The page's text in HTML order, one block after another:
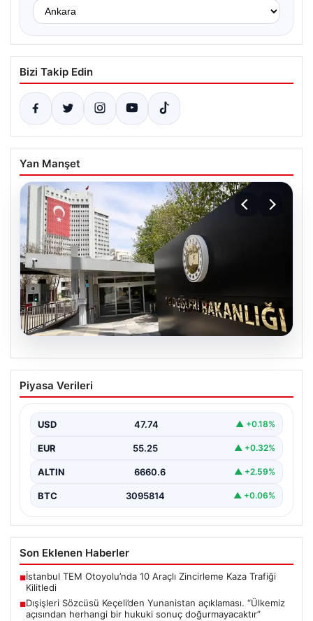
Bizi Takip Edin
Yan Manşet
Dışişleri Sözcüsü Keçeli’den
Yunanistan açıklaması. “Ülkemiz
doğurmayacaktır”
Piyasa Verileri
USD 47.74 ▲ +0.18%
EUR 55.25 ▲ +0.32%
ALTIN 6660.6 ▲ +2.59%
BTC 3095814 ▲ +0.06%
Son Eklenen Haberler
■İstanbul TEM Otoyolu’nda 10 Araçlı Zincirleme Kaza Trafiği
Kilitledi
■Dışişleri Sözcüsü Keçeli’den Yunanistan açıklaması. “Ülkemiz
açısından herhangi bir hukuki sonuç doğurmayacaktır”